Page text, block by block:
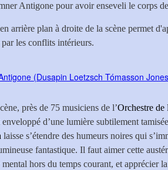
Antigone pour avoir enseveli le corps
arrière plan à droite de la scène permet
les conflits intérieurs.
près de 75 musiciens de l’Orchestre de
d’une lumière subtilement
laisse s’étendre des humeurs noires qui
fantastique. Il faut aimer cette
mental hors du temps courant, et apprécier